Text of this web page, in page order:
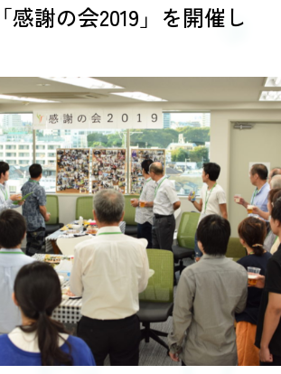
感謝の会2019」を開催し